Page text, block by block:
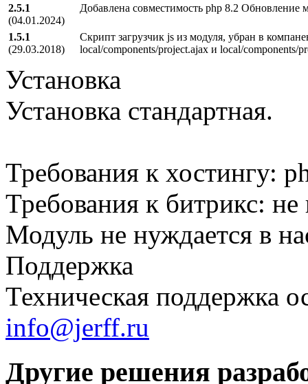
2.5.1
(04.01.2024)
Добавлена совместимость php 8.2 Обновление
1.5.1
(29.03.2018)
Скрипт загрузчик js из модуля, убран в
local/components/project.ajax и local/components/
Установка
Установка стандартная.
Требования к хостингу:
Требования к битрикс:
Модуль не нуждается в
Поддержка
Техническая поддержка
info@jerff.ru
Другие решения